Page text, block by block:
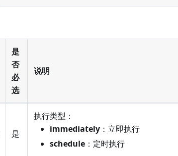
是
否
必
选
说明
是
执行类型：
immediately ：立即执行
schedule ：定时执行